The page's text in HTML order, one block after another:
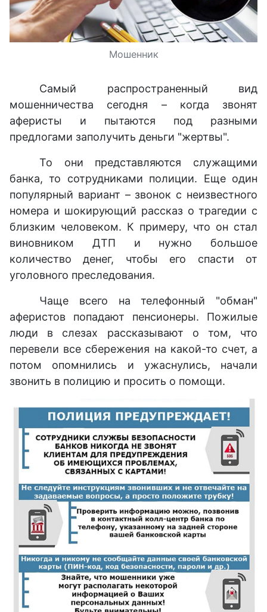
Мошенник
Самый распространенный вид
мошенничества сегодня – когда звонят
аферисты и пытаются под разными
предлогами заполучить деньги "жертвы".
То они представляются служащими
банка, то сотрудниками полиции. Еще один
популярный вариант – звонок с неизвестного
номера и шокирующий рассказ о трагедии с
близким человеком. К примеру, что он стал
виновником ДТП и нужно большое
количество денег, чтобы его спасти от
уголовного преследования.
Чаще всего на телефонный "обман"
аферистов попадают пенсионеры. Пожилые
люди в слезах рассказывают о том, что
перевели все сбережения на какой-то счет, а
потом опомнились и ужаснулись, начали
звонить в полицию и просить о помощи.